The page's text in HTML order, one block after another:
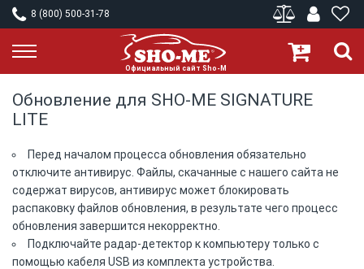
8 (800) 500-31-78
Обновление для SHO-ME SIGNATURE
LITE
Перед началом процесса обновления обязательно
отключите антивирус. Файлы, скачанные с нашего сайта не
содержат вирусов, антивирус может блокировать
распаковку файлов обновления, в результате чего процесс
обновления завершится некорректно.
Подключайте радар-детектор к компьютеру только с
помощью кабеля USB из комплекта устройства.